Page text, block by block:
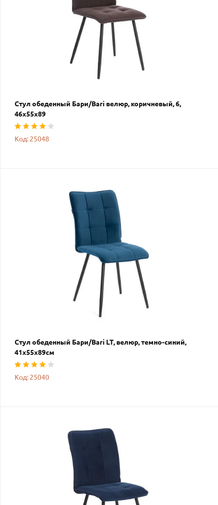
Стул обеденный Бари/Bari велюр, коричневый, 6,
46х55х89
Код: 25048
Стул обеденный Бари/Bari LT, велюр, темно-синий,
41х55х89см
Код: 25040